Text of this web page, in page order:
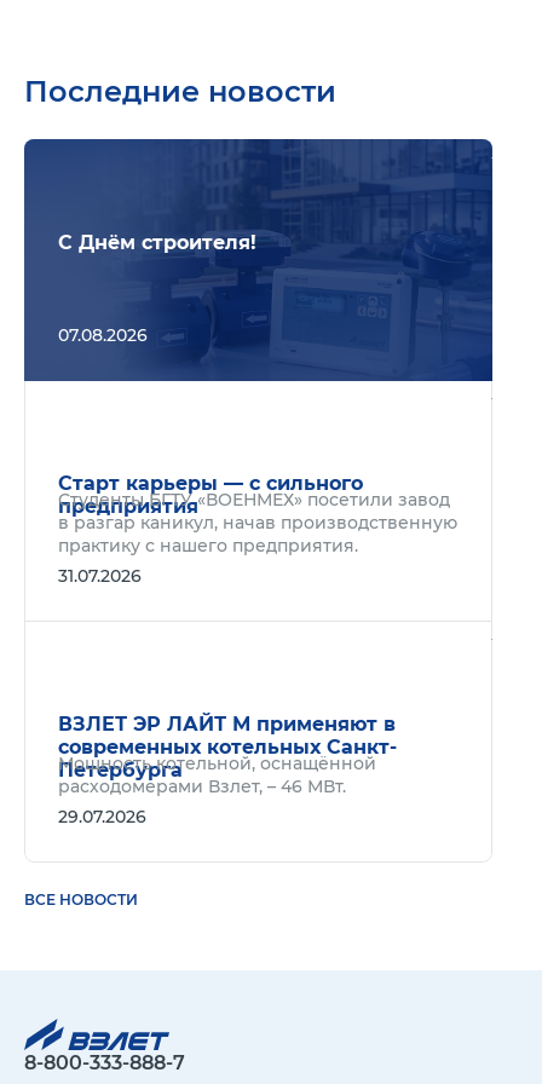
Последние новости
С Днём строителя!
07.08.2026
Старт карьеры — с сильного
предприятия
Студенты БГТУ «ВОЕНМЕХ» посетили завод
в разгар каникул, начав производственную
практику с нашего предприятия.
31.07.2026
ВЗЛЕТ ЭР ЛАЙТ М применяют в
современных котельных Санкт-
Петербурга
Мощность котельной, оснащённой
расходомерами Взлет, – 46 МВт.
29.07.2026
ВСЕ НОВОСТИ
8-800-333-888-7